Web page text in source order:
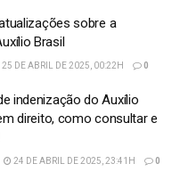
sobre a
Brasil
25 DE ABRIL DE 2025, 00:22H 0
indenização do Auxílio
direito, como consultar e
24 DE ABRIL DE 2025, 23:41H 0